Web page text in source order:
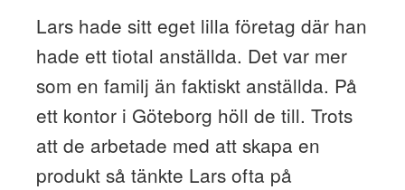
Lars hade sitt eget lilla företag där han
hade ett tiotal anställda. Det var mer
som en familj än faktiskt anställda. På
ett kontor i Göteborg höll de till. Trots
att de arbetade med att skapa en
produkt så tänkte Lars ofta på